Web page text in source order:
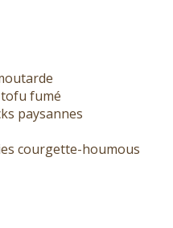
fumé
paysannes
courgette-houmous